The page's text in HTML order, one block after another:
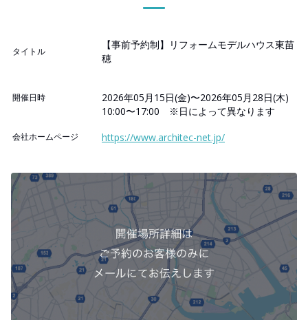
タイトル
【事前予約制】リフォームモデルハウス東苗
穂
開催日時
2026年05月15日(金)〜2026年05月28日(木)
10:00〜17:00 ※日によって異なります
会社ホームページ https://www.architec-net.jp/